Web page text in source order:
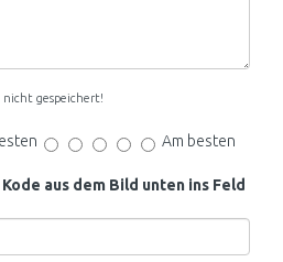
nicht gespeichert!
Am besten
aus dem Bild unten ins Feld